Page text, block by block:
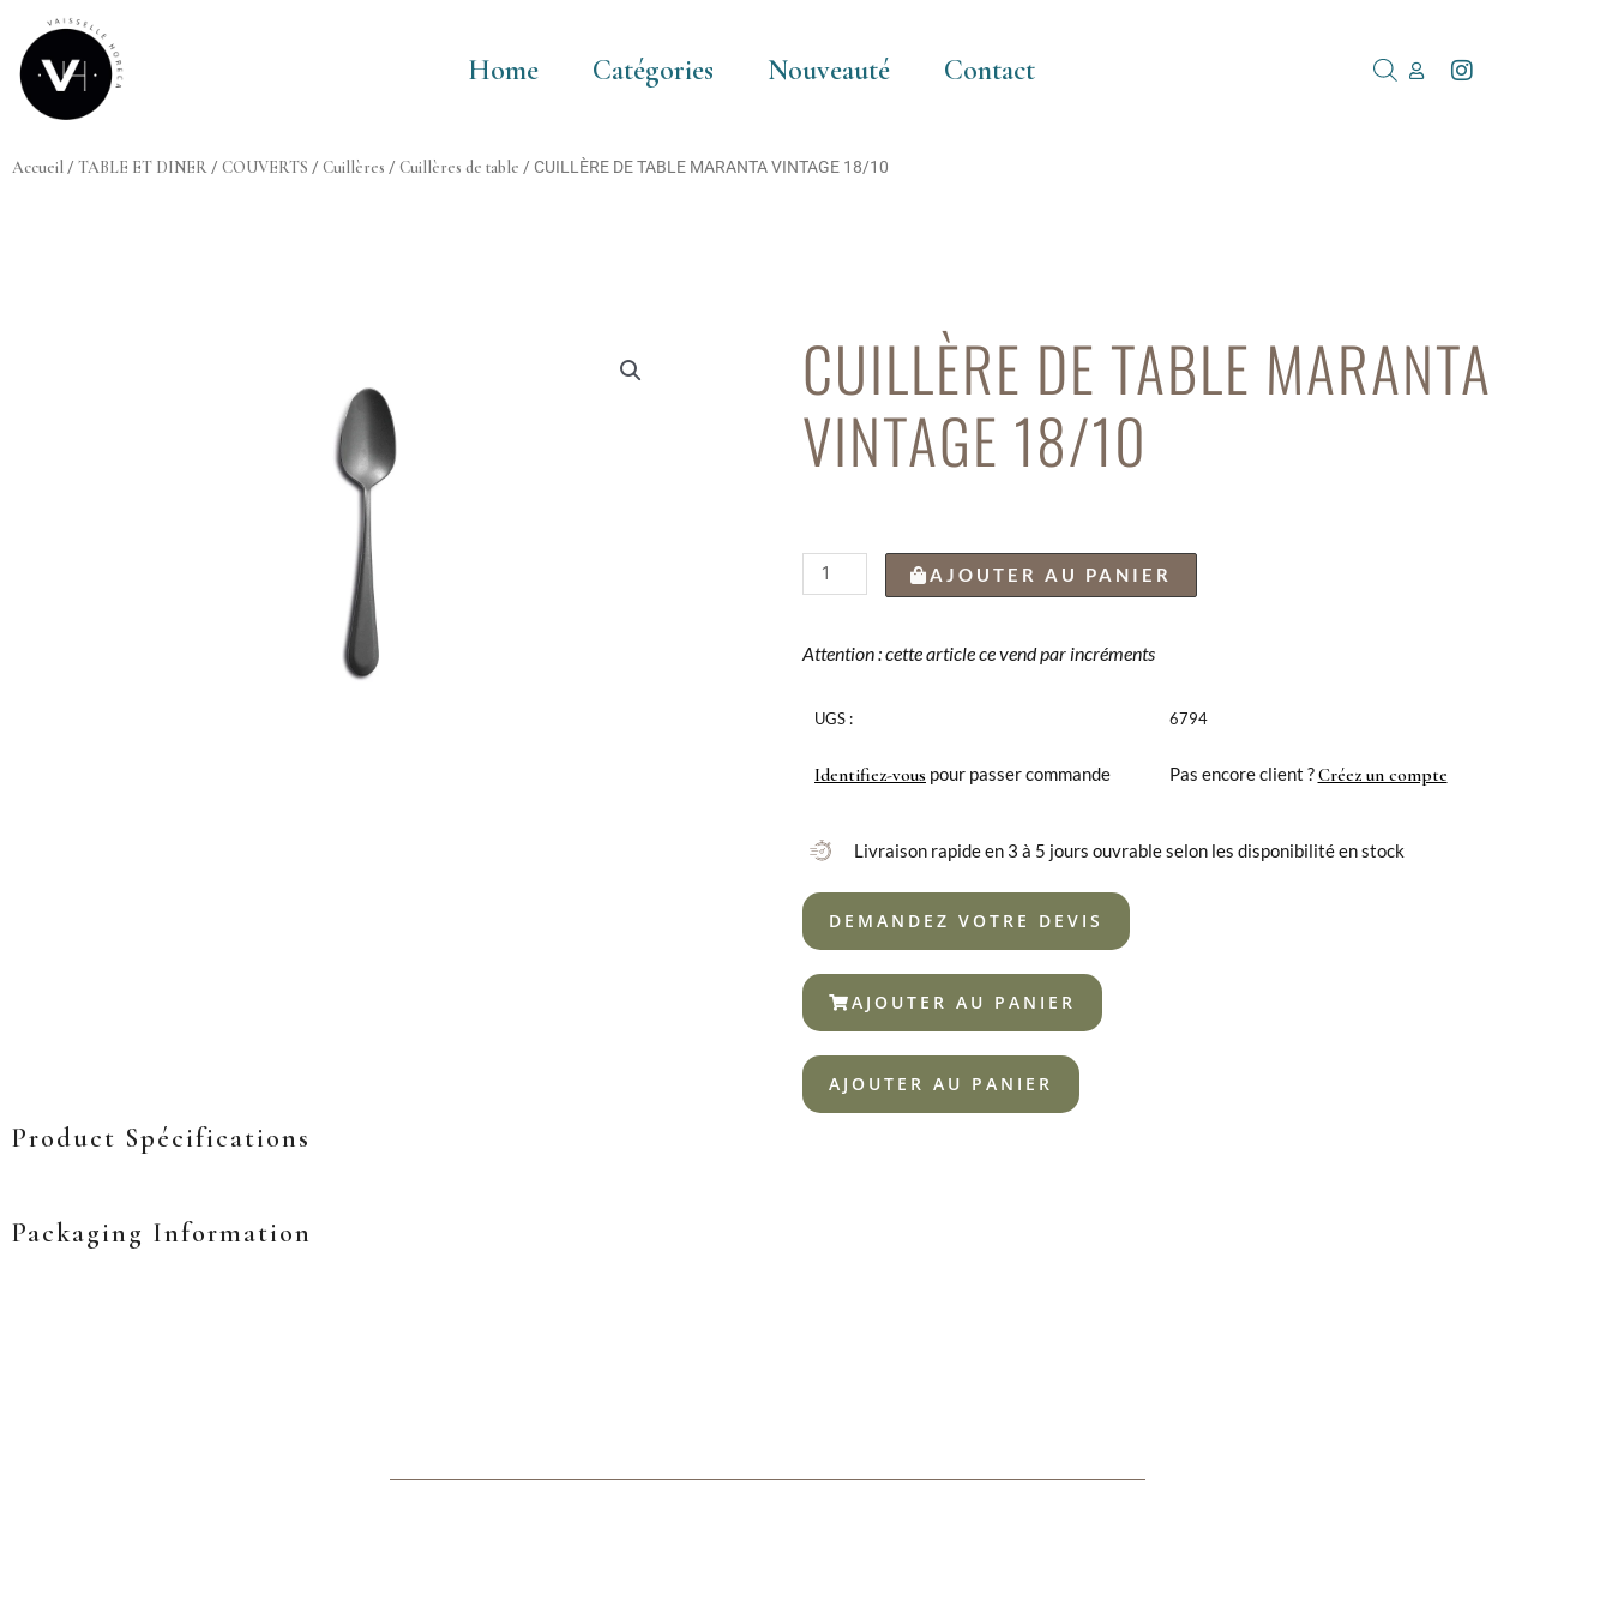
contenu
Home Catégories Nouveauté Contact
Accueil / TABLE ET DINER / COUVERTS / Cuillères / Cuillères de table / CUILLÈRE DE TABLE MARANTA VINTAGE 18/10
CUILLÈRE DE TABLE MARANTA
VINTAGE 18/10
quantité
de
DE
MARANTA
18/10
AJOUTER AU PANIER
Attention : cette article ce vend par incréments
UGS :
Identifiez-vous pour passer commande
6794
Pas encore client ?Créez un compte
Livraison rapide en 3 à 5 jours ouvrable selon les disponibilité en stock
DEMANDEZ VOTRE DEVIS
AJOUTER AU PANIER
AJOUTER AU PANIER
Product Spécifications
Packaging Information